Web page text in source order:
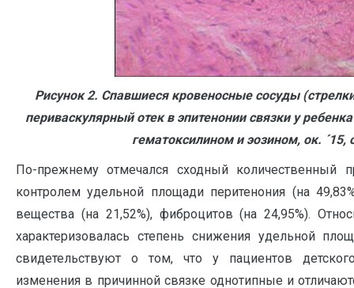
Рисунок 2. Спавшиеся кровеносные сосуды
периваскулярный отек в эпитенонии связки у
гематоксилином и эозином, ок. ´15,
По-прежнему отмечался сходный количественный
контролем удельной площади перитенония (на
вещества (на 21,52%), фиброцитов (на 24,95%).
характеризовалась степень снижения удельной
свидетельствуют о том, что у пациентов
изменения в причинной связке однотипные и